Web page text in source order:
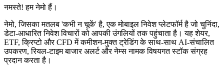
नमस्ते! हम नेमो हैं।
नेमो, जिसका मतलब 'कभी न चूकें' है, एक मोबाइल निवेश प्लेटफॉर्म है जो चुनिंदा,
डेटा-आधारित निवेश विचारों को आपकी उंगलियों तक पहुंचाता है। यह शेयर,
ETF, क्रिप्टो और CFD में कमीशन-मुक्त ट्रेडिंग के साथ-साथ AI-संचालित
उपकरण, रियल-टाइम बाजार अलर्ट और नेम्स नामक विषयगत स्टॉक संग्रह
प्रदान करता है।